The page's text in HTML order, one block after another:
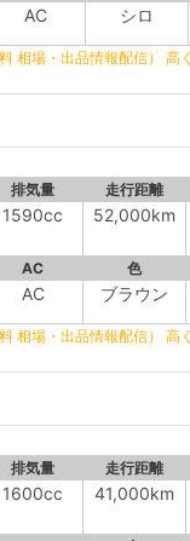
AC シロ
相場・出品情報配信） 高
排気量 走行距離
1590cc 52,000km
AC 色
AC ブラウン
相場・出品情報配信） 高
排気量 走行距離
1600cc 41,000km